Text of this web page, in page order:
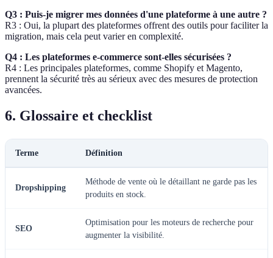
Q3 : Puis-je migrer mes données d'une plateforme à une autre ?
R3 : Oui, la plupart des plateformes offrent des outils pour faciliter la
migration, mais cela peut varier en complexité.
Q4 : Les plateformes e-commerce sont-elles sécurisées ?
R4 : Les principales plateformes, comme Shopify et Magento,
prennent la sécurité très au sérieux avec des mesures de protection
avancées.
6. Glossaire et checklist
Terme Définition
Dropshipping
Méthode de vente où le détaillant ne garde pas les
produits en stock.
SEO
Optimisation pour les moteurs de recherche pour
augmenter la visibilité.